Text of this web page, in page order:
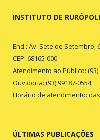
INSTITUTO DE
End.: Av. Sete de Setembro,
CEP: 68165-000
Atendimento ao Público: (93)
Ouvidoria: (93) 99187-0554
Horário de atendimento:
ÚLTIMAS PUBLICAÇÕES